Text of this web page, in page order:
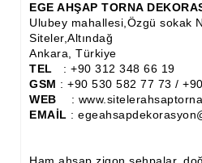
Burgulu Çıta İmalatı, Modelleri
Cibinlik
Cnc Ürün Çeşitleri
Diğer Ahşap Ürünler
EGE AHŞAP TORNA
Ulubey mahallesi,Özgü sokak
Siteler,Altındağ
Ankara, Türkiye
TEL : +90 312 348 66 19
GSM : +90 530 582 77 73 /
WEB :
EMAİL :